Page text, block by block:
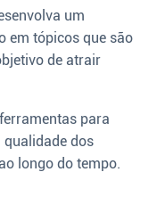
um
em tópicos que são
de atrair
para
qualidade dos
longo do tempo.